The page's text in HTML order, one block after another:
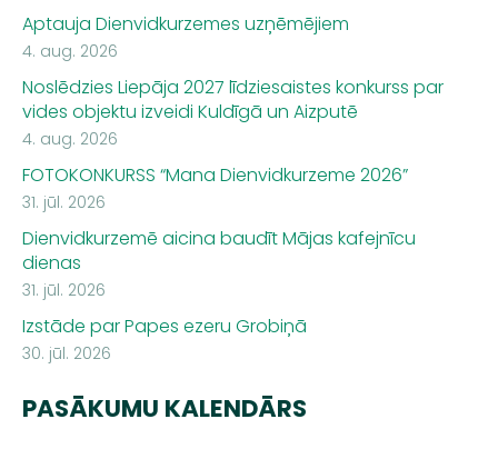
Aptauja Dienvidkurzemes uzņēmējiem
4. aug. 2026
Noslēdzies Liepāja 2027 līdziesaistes konkurss par
vides objektu izveidi Kuldīgā un Aizputē
4. aug. 2026
FOTOKONKURSS “Mana Dienvidkurzeme 2026”
31. jūl. 2026
Dienvidkurzemē aicina baudīt Mājas kafejnīcu
dienas
31. jūl. 2026
Izstāde par Papes ezeru Grobiņā
30. jūl. 2026
PASĀKUMU KALENDĀRS